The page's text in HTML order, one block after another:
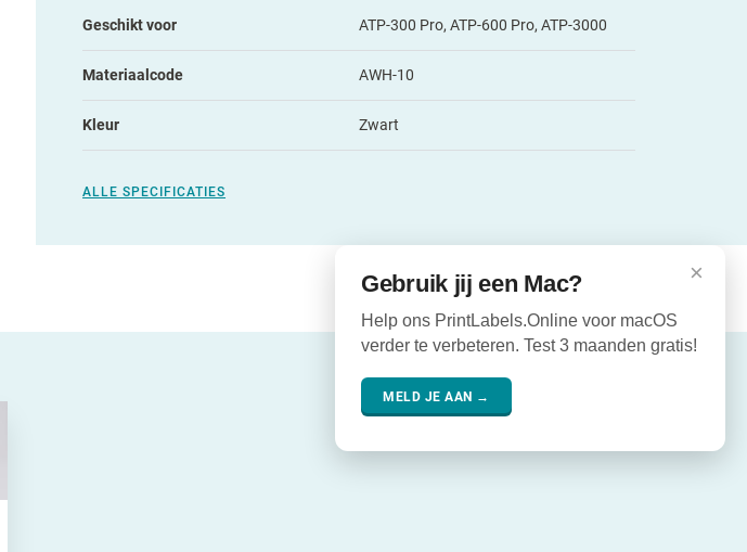
Geschikt voor ATP-300 Pro, ATP-600 Pro, ATP-3000
Materiaalcode AWH-10
Kleur Zwart
ALLE SPECIFICATIES
×
Gebruik jij een Mac?
Help ons PrintLabels.Online voor macOS
verder te verbeteren. Test 3 maanden gratis!
MELD JE AAN →